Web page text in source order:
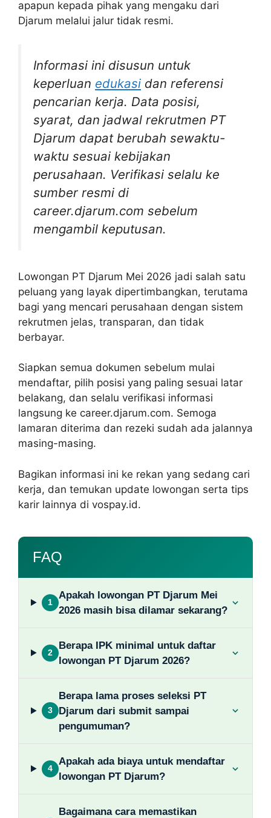
apapun kepada pihak yang mengaku dari
Djarum melalui jalur tidak resmi.
Informasi ini disusun untuk
keperluan edukasi dan referensi
pencarian kerja. Data posisi,
syarat, dan jadwal rekrutmen PT
Djarum dapat berubah sewaktu-
waktu sesuai kebijakan
perusahaan. Verifikasi selalu ke
sumber resmi di
career.djarum.com sebelum
mengambil keputusan.
Lowongan PT Djarum Mei 2026 jadi salah satu
peluang yang layak dipertimbangkan, terutama
bagi yang mencari perusahaan dengan sistem
rekrutmen jelas, transparan, dan tidak
berbayar.
Siapkan semua dokumen sebelum mulai
mendaftar, pilih posisi yang paling sesuai latar
belakang, dan selalu verifikasi informasi
langsung ke career.djarum.com. Semoga
lamaran diterima dan rezeki sudah ada jalannya
masing-masing.
Bagikan informasi ini ke rekan yang sedang cari
kerja, dan temukan update lowongan serta tips
karir lainnya di vospay.id.
FAQ
1
Apakah lowongan PT Djarum Mei
2026 masih bisa dilamar sekarang?
2
Berapa IPK minimal untuk daftar
lowongan PT Djarum 2026?
3
Berapa lama proses seleksi PT
Djarum dari submit sampai
pengumuman?
4
Apakah ada biaya untuk mendaftar
lowongan PT Djarum?
Bagaimana cara memastikan